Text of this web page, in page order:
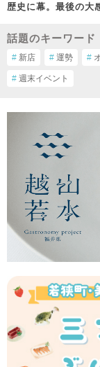
歴史に幕。最後の大
話題のキーワード
# 新店 # 運勢 #
# 週末イベント